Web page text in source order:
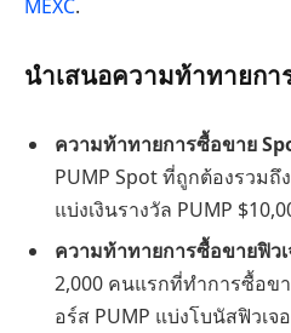
MEXC.
นำเสนอความท้าทายกา
ความท้าทายการซื้อขาย
PUMP Spot ที่ถูกต้องรวมถึ
แบ่งเงินรางวัล PUMP
ความท้าทายการซื้อขายฟิว
2,000 คนแรกที่ทำการซื้อข
อร์ส PUMP แบ่งโบนัสฟิวเจ